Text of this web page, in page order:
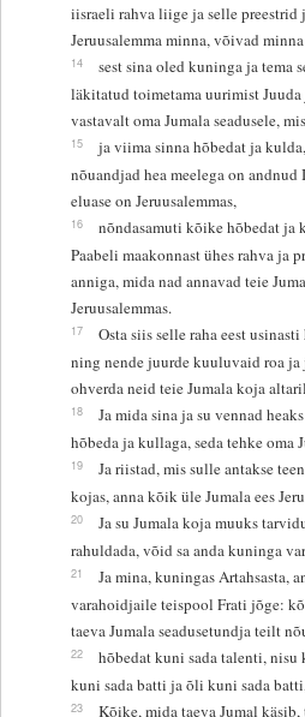
iisraeli rahva liige ja selle preestrid
Jeruusalemma minna, võivad
14
sest sina oled kuninga ja tema
läkitatud toimetama uurimist Juuda
vastavalt oma Jumala seadusele,
15
ja viima sinna hõbedat ja
nõuandjad hea meelega on
eluase on Jeruusalemmas,
16
nõndasamuti kõike hõbedat ja
Paabeli maakonnast ühes rahva ja
anniga, mida nad annavad teie
Jeruusalemmas.
17
Osta siis selle raha eest
ning nende juurde kuuluvaid roa
ohverda neid teie Jumala koja
18
Ja mida sina ja su vennad
hõbeda ja kullaga, seda tehke oma
19
Ja riistad, mis sulle antakse
kojas, anna kõik üle Jumala ees
20
Ja su Jumala koja muuks
rahuldada, võid sa anda kuninga
21
Ja mina, kuningas Artahsasta,
varahoidjaile teispool Frati jõge:
taeva Jumala seadusetundja teilt
22
hõbedat kuni sada talenti,
kuni sada batti ja õli kuni sada
23
Kõike, mida taeva Jumal käsib,